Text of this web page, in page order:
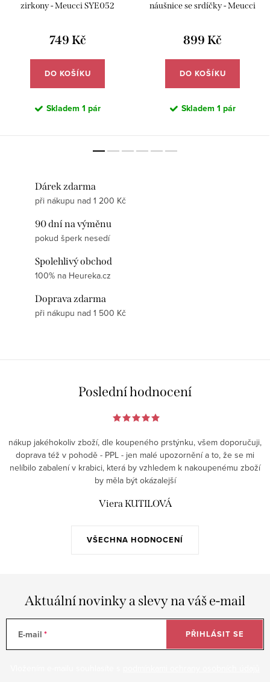
zirkony - Meucci SYE052
749 Kč
DO KOŠÍKU
Skladem 1 pár
náušnice se srdíčky - Meucci
899 Kč
DO KOŠÍKU
Skladem 1 pár
Dárek zdarma
při nákupu nad 1 200 Kč
90 dní na výměnu
pokud šperk nesedí
Spolehlivý obchod
100% na Heureka.cz
Doprava zdarma
při nákupu nad 1 500 Kč
Poslední hodnocení
VŠECHNA HODNOCENÍ
nákup jakéhokoliv zboží, dle koupeného prstýnku, všem doporučuji,
doprava též v pohodě - PPL - jen malé upozornění a to, že se mi
nelíbilo zabalení v krabici, která by vzhledem k nakoupenému zboží
by měla být okázalejší
Viera KUTILOVÁ
Aktuální novinky a slevy na váš e-mail
E-mail PŘIHLÁSIT SE